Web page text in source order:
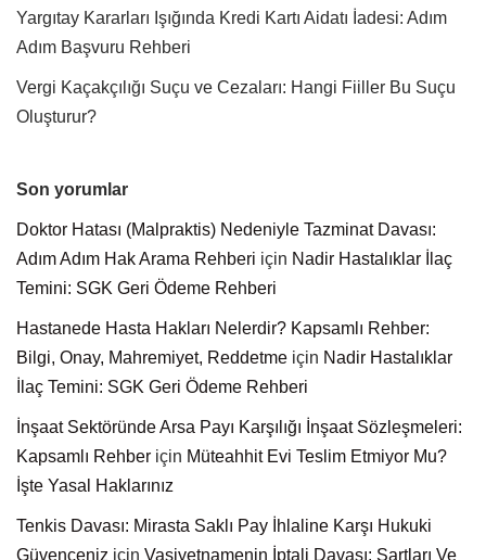
Yargıtay Kararları Işığında Kredi Kartı Aidatı İadesi: Adım
Adım Başvuru Rehberi
Vergi Kaçakçılığı Suçu ve Cezaları: Hangi Fiiller Bu Suçu
Oluşturur?
Son yorumlar
Doktor Hatası (Malpraktis) Nedeniyle Tazminat Davası:
Adım Adım Hak Arama Rehberi için Nadir Hastalıklar İlaç
Temini: SGK Geri Ödeme Rehberi
Hastanede Hasta Hakları Nelerdir? Kapsamlı Rehber:
Bilgi, Onay, Mahremiyet, Reddetme için Nadir Hastalıklar
İlaç Temini: SGK Geri Ödeme Rehberi
İnşaat Sektöründe Arsa Payı Karşılığı İnşaat Sözleşmeleri:
Kapsamlı Rehber için Müteahhit Evi Teslim Etmiyor Mu?
İşte Yasal Haklarınız
Tenkis Davası: Mirasta Saklı Pay İhlaline Karşı Hukuki
Güvenceniz için Vasiyetnamenin İptali Davası: Şartları Ve